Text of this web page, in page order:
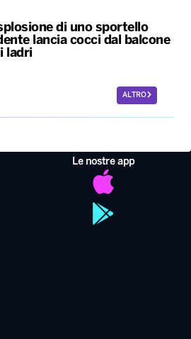
di uno sportello
lancia cocci dal balcone
ladri
ALTRO
Le nostre app